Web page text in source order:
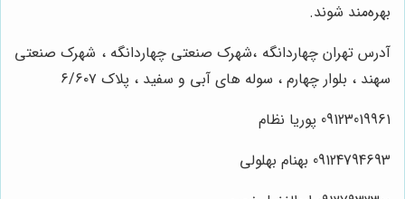
بهره‌مند شوند.
آدرس تهران چهاردانگه ،شهرک صنعتی چهاردانگه ، شهرک صنعتی
سهند ، بلوار چهارم ، سوله های آبی و سفید ، پلاک ۶/۶۰۷
09123019961 پوریا نظام
09124794693 بهنام بهلولی